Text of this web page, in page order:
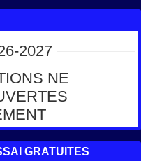
2027
NE
GRATUITES